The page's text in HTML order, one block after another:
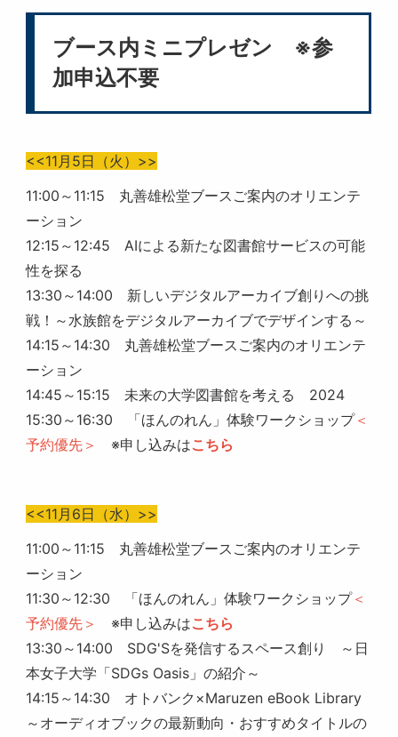
ブース内ミニプレゼン ※参
加申込不要
<<11月5日（火）>>
11:00～11:15 丸善雄松堂ブースご案内のオリエンテ
ーション
12:15～12:45 AIによる新たな図書館サービスの可能
性を探る
13:30～14:00 新しいデジタルアーカイブ創りへの挑
戦！～水族館をデジタルアーカイブでデザインする～
14:15～14:30 丸善雄松堂ブースご案内のオリエンテ
ーション
14:45～15:15 未来の大学図書館を考える 2024
15:30～16:30 「ほんのれん」体験ワークショップ＜
予約優先＞
※申し込みはこちら
<<11月6日（水）>>
11:00～11:15 丸善雄松堂ブースご案内のオリエンテ
ーション
11:30～12:30 「ほんのれん」体験ワークショップ＜
予約優先＞ ※申し込みはこちら
13:30～14:00 SDG'Sを発信するスペース創り ～日
本女子大学「SDGs Oasis」の紹介～
14:15～14:30 オトバンク×Maruzen eBook Library
～オーディオブックの最新動向・おすすめタイトルの